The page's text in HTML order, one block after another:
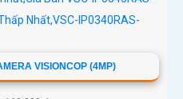
VISIONCOP (4MP)